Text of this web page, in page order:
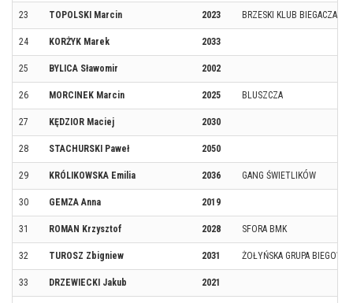
23 TOPOLSKI Marcin 2023 BRZESKI KLUB BIEGACZA
24 KORŻYK Marek 2033
25 BYLICA Sławomir 2002
26 MORCINEK Marcin 2025 BLUSZCZA
27 KĘDZIOR Maciej 2030
28 STACHURSKI Paweł 2050
29 KRÓLIKOWSKA Emilia 2036 GANG ŚWIETLIKÓW
30 GEMZA Anna 2019
31 ROMAN Krzysztof 2028 SFORA BMK
32 TUROSZ Zbigniew 2031 ŻOŁYŃSKA GRUPA BIEGOWA
33 DRZEWIECKI Jakub 2021